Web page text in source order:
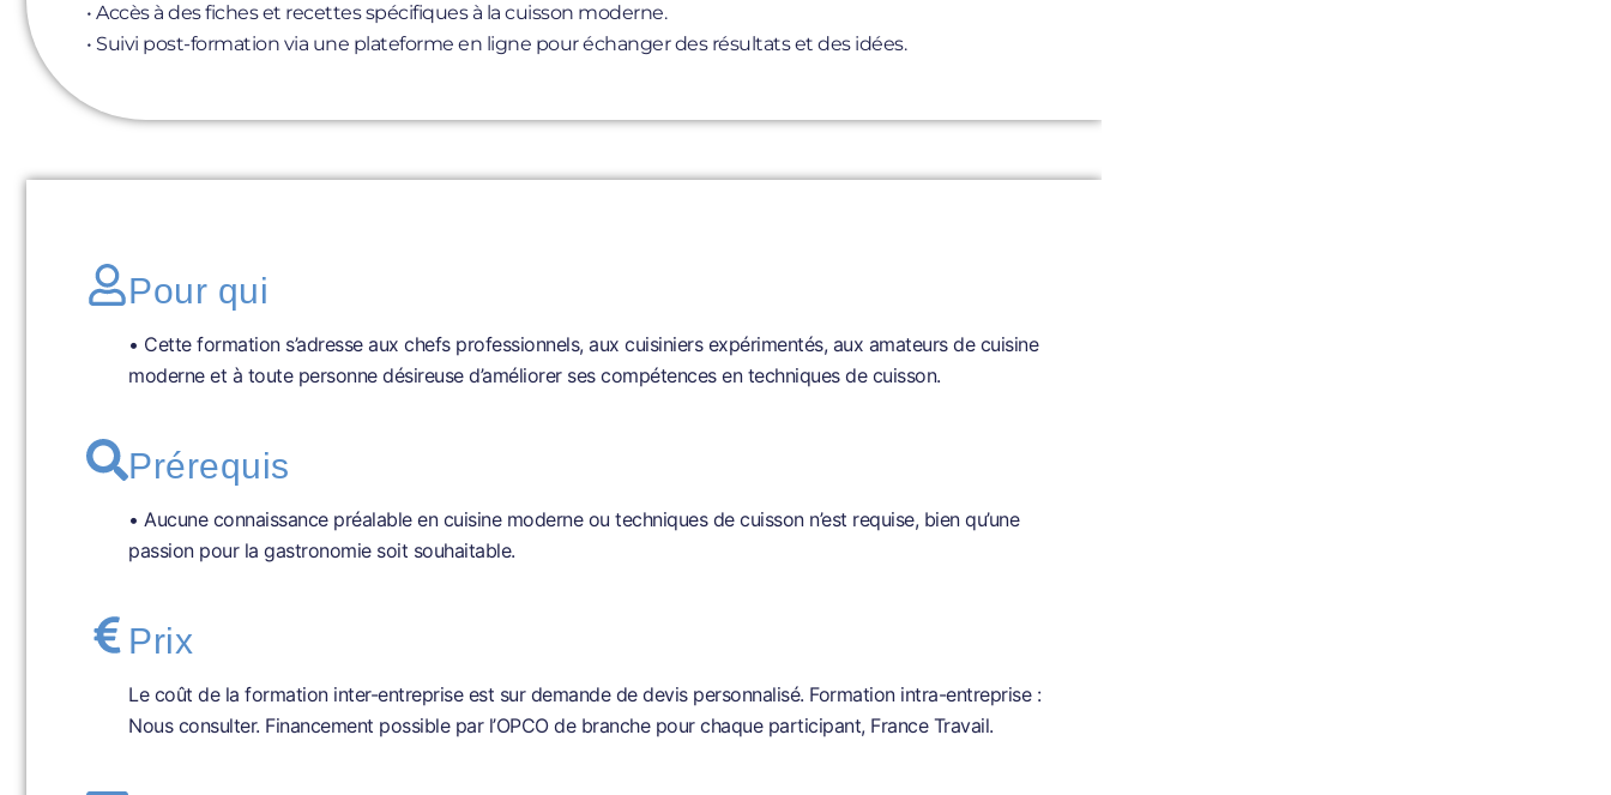
• Accès à des fiches et recettes spécifiques à la cuisson moderne.
• Suivi post-formation via une plateforme en ligne pour échanger des résultats et des idées.
Pour qui
• Cette formation s’adresse aux chefs professionnels, aux cuisiniers expérimentés, aux amateurs de cuisine
moderne et à toute personne désireuse d’améliorer ses compétences en techniques de cuisson.
Prérequis
• Aucune connaissance préalable en cuisine moderne ou techniques de cuisson n’est requise, bien qu’une
passion pour la gastronomie soit souhaitable.
Prix
Le coût de la formation inter-entreprise est sur demande de devis personnalisé. Formation intra-entreprise :
Nous consulter. Financement possible par l’OPCO de branche pour chaque participant, France Travail.